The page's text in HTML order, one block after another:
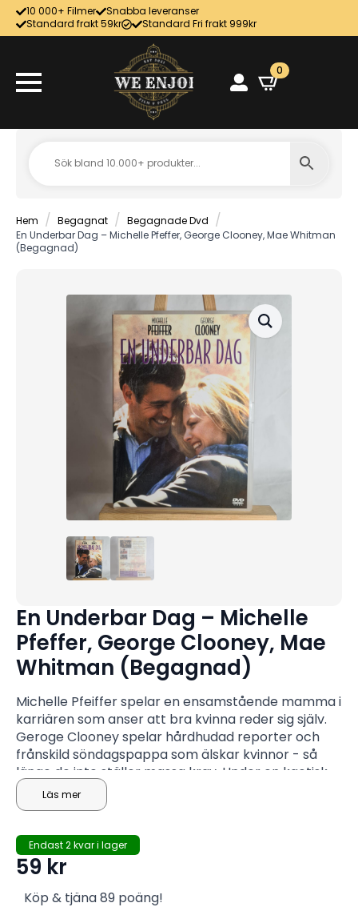
10 000+ Filmer
Snabba leveranser
Standard frakt 59kr
Standard Fri frakt 999kr
0
Hem Begagnat
Begagnade Dvd
En Underbar Dag – Michelle Pfeffer, George Clooney, Mae Whitman
(Begagnad)
En Underbar Dag – Michelle
Pfeffer, George Clooney, Mae
Whitman (Begagnad)
Michelle Pfeiffer spelar en ensamstående mamma i
karriären som anser att bra kvinna reder sig själv.
Geroge Clooney spelar hårdhudad reporter och
frånskild söndagspappa som älskar kvinnor - så
länge de inte ställer massa krav. Under en kaotisk
dag blir dessa två människors liv, jobb och barn
förväxlade och sammanflätade.
Läs mer
Endast 2 kvar i lager
59 kr
Köp & tjäna 89 poäng!